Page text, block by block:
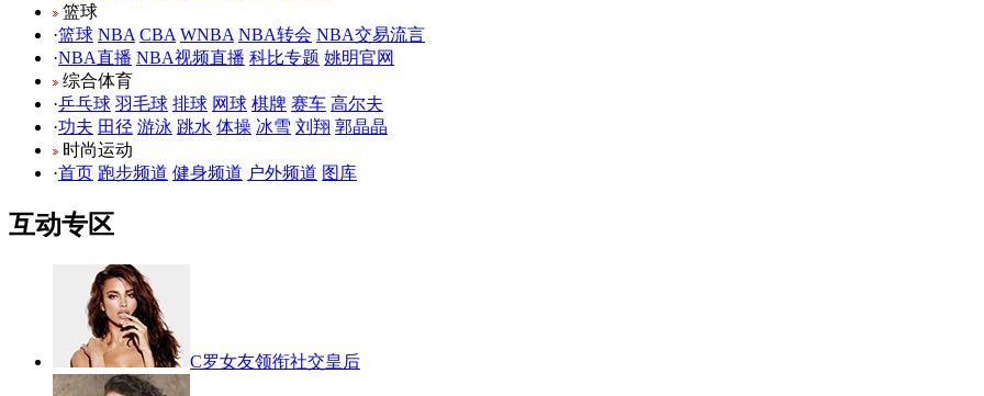
篮球
·篮球 NBA CBA WNBA NBA转会 NBA交易流言
·NBA直播 NBA视频直播 科比专题 姚明官网
综合体育
·乒乓球 羽毛球 排球 网球 棋牌 赛车 高尔夫
·功夫 田径 游泳 跳水 体操 冰雪 刘翔 郭晶晶
时尚运动
·首页 跑步频道 健身频道 户外频道 图库
互动专区
C罗女友领衔社交皇后